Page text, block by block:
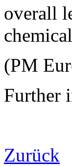
overall
(PM
Further
Zurück